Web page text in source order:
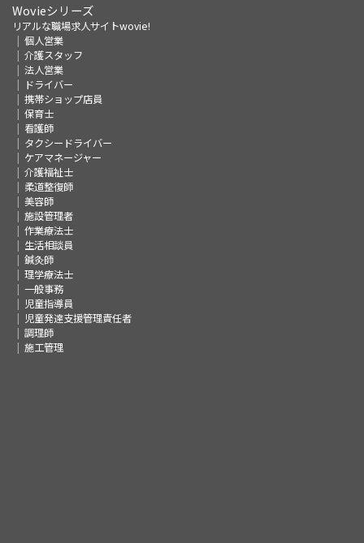
Wovieシリーズ
リアルな職場求人サイトwovie!
個人営業
介護スタッフ
法人営業
ドライバー
携帯ショップ店員
保育士
看護師
タクシードライバー
ケアマネージャー
介護福祉士
柔道整復師
美容師
施設管理者
作業療法士
生活相談員
鍼灸師
理学療法士
一般事務
児童指導員
児童発達支援管理責任者
調理師
施工管理